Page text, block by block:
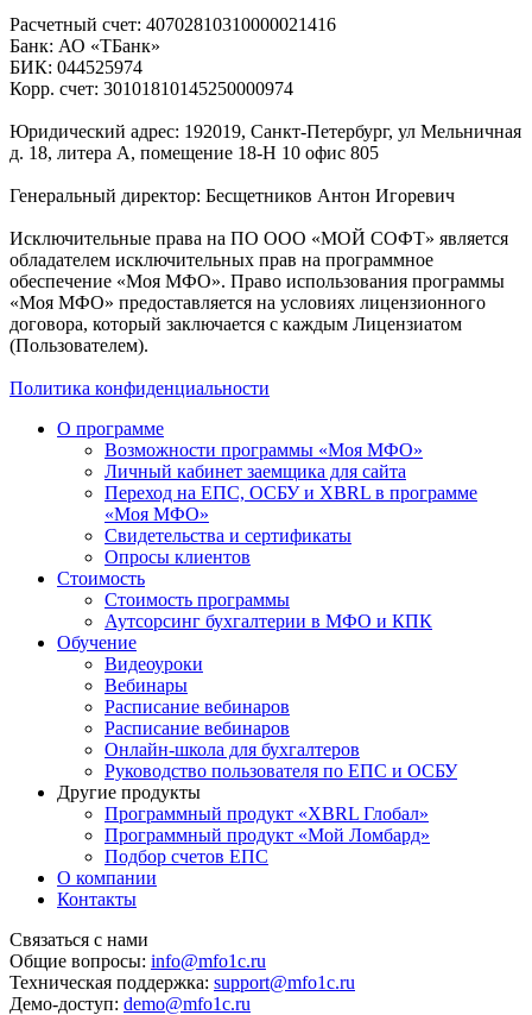
Расчетный счет: 40702810310000021416
Банк: АО «ТБанк»
БИК: 044525974
Корр. счет: 30101810145250000974
Юридический адрес: 192019, Санкт-Петербург, ул Мельничная
д. 18, литера А, помещение 18-Н 10 офис 805
Генеральный директор: Бесщетников Антон Игоревич
Исключительные права на ПО ООО «МОЙ СОФТ» является
обладателем исключительных прав на программное
обеспечение «Моя МФО». Право использования программы
«Моя МФО» предоставляется на условиях лицензионного
договора, который заключается с каждым Лицензиатом
(Пользователем).
Политика конфиденциальности
О программе
Возможности программы «Моя МФО»
Личный кабинет заемщика для сайта
Переход на ЕПС, ОСБУ и XBRL в программе
«Моя МФО»
Свидетельства и сертификаты
Опросы клиентов
Стоимость
Стоимость программы
Аутсорсинг бухгалтерии в МФО и КПК
Обучение
Видеоуроки
Вебинары
Расписание вебинаров
Расписание вебинаров
Онлайн-школа для бухгалтеров
Руководство пользователя по ЕПС и ОСБУ
Другие продукты
Программный продукт «XBRL Глобал»
Программный продукт «Мой Ломбард»
Подбор счетов ЕПС
О компании
Контакты
Связаться с нами
Общие вопросы: info@mfo1c.ru
Техническая поддержка: support@mfo1c.ru
Демо-доступ: demo@mfo1c.ru